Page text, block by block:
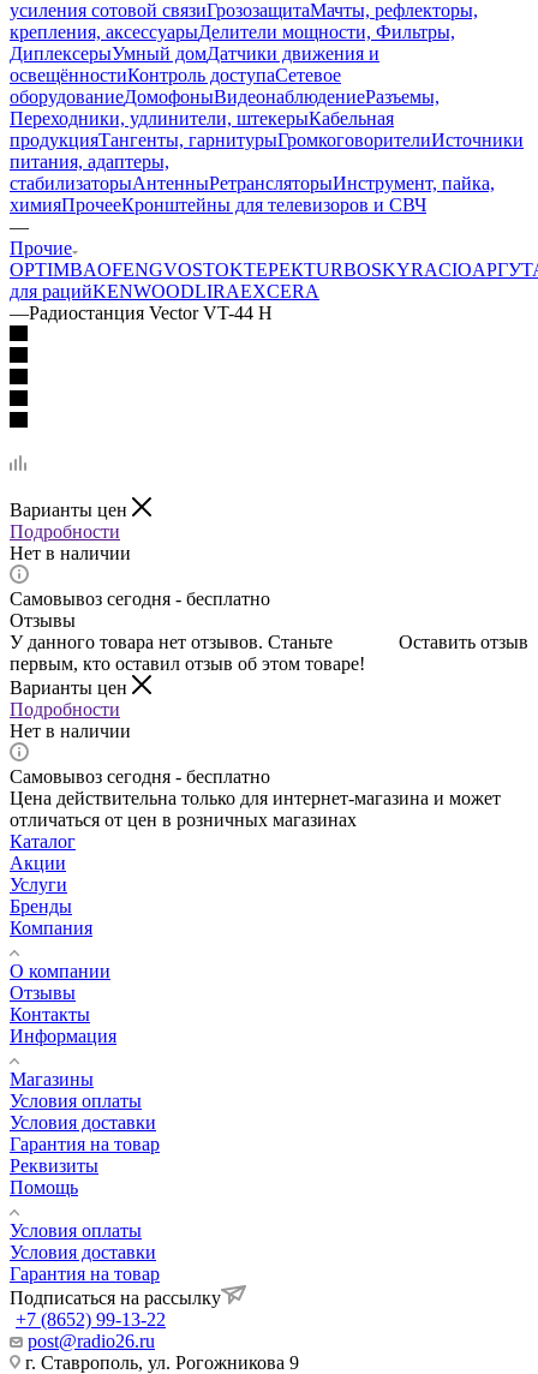
усиления сотовой связиГрозозащитаМачты, рефлекторы,
крепления, аксессуарыДелители мощности, Фильтры,
ДиплексерыУмный домДатчики движения и
освещённостиКонтроль доступаСетевое
оборудованиеДомофоныВидеонаблюдениеРазъемы,
Переходники, удлинители, штекерыКабельная
продукцияТангенты, гарнитурыГромкоговорителиИсточники
питания, адаптеры,
стабилизаторыАнтенныРетрансляторыИнструмент, пайка,
химияПрочееКронштейны для телевизоров и СВЧ
—
Прочие
OPTIMBAOFENGVOSTOKТЕРЕКTURBOSKYRACIOАРГУТ
для рацийKENWOODLIRAEXCERA
—Радиостанция Vector VT-44 H
Варианты цен
Подробности
Нет в наличии
Самовывоз сегодня - бесплатно
Отзывы
Оставить отзыв
У данного товара нет отзывов. Станьте
первым, кто оставил отзыв об этом товаре!
Варианты цен
Подробности
Нет в наличии
Самовывоз сегодня - бесплатно
Цена действительна только для интернет-магазина и может
отличаться от цен в розничных магазинах
Каталог
Акции
Услуги
Бренды
Компания
О компании
Отзывы
Контакты
Информация
Магазины
Условия оплаты
Условия доставки
Гарантия на товар
Реквизиты
Помощь
Условия оплаты
Условия доставки
Гарантия на товар
Подписаться на рассылку
+7 (8652) 99-13-22
post@radio26.ru
г. Ставрополь, ул. Рогожникова 9